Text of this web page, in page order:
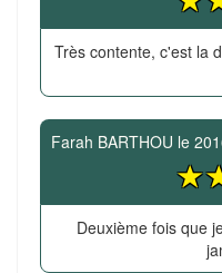
Très contente, c'est la
Farah BARTHOU le
Deuxième fois que